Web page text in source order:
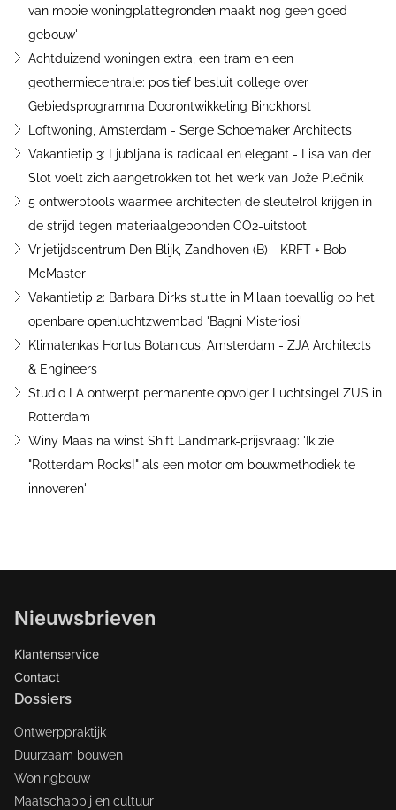
van mooie woningplattegronden maakt nog geen goed
gebouw'
Achtduizend woningen extra, een tram en een
geothermiecentrale: positief besluit college over
Gebiedsprogramma Doorontwikkeling Binckhorst
Loftwoning, Amsterdam - Serge Schoemaker Architects
Vakantietip 3: Ljubljana is radicaal en elegant - Lisa van der
Slot voelt zich aangetrokken tot het werk van Jože Plečnik
5 ontwerptools waarmee architecten de sleutelrol krijgen in
de strijd tegen materiaalgebonden CO2-uitstoot
Vrijetijdscentrum Den Blijk, Zandhoven (B) - KRFT + Bob
McMaster
Vakantietip 2: Barbara Dirks stuitte in Milaan toevallig op het
openbare openluchtzwembad 'Bagni Misteriosi'
Klimatenkas Hortus Botanicus, Amsterdam - ZJA Architects
& Engineers
Studio LA ontwerpt permanente opvolger Luchtsingel ZUS in
Rotterdam
Winy Maas na winst Shift Landmark-prijsvraag: 'Ik zie
"Rotterdam Rocks!" als een motor om bouwmethodiek te
innoveren'
Nieuwsbrieven
Klantenservice
Contact
Dossiers
Ontwerppraktijk
Duurzaam bouwen
Woningbouw
Maatschappij en cultuur